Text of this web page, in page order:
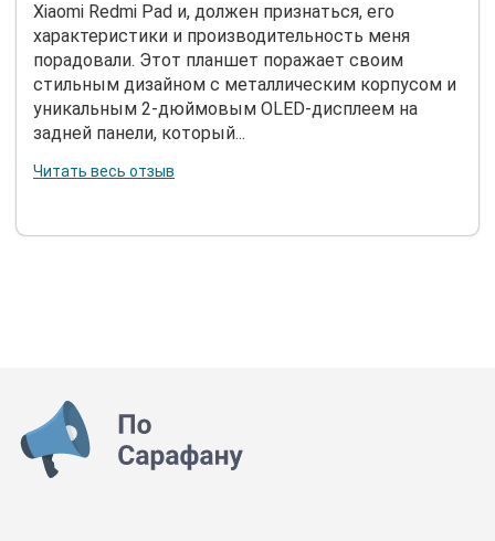
Xiaomi Redmi Pad и, должен признаться, его
характеристики и производительность меня
порадовали. Этот планшет поражает своим
стильным дизайном с металлическим корпусом и
уникальным 2-дюймовым OLED-дисплеем на
задней панели, который...
Читать весь отзыв